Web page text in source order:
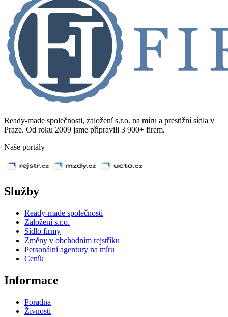
Ready-made společnosti, založení s.r.o. na míru a prestižní sídla v
Praze. Od roku 2009 jsme připravili 3 900+ firem.
Naše portály
Služby
Ready-made společnosti
Založení s.r.o.
Sídlo firmy
Změny v obchodním rejstříku
Personální agentury na míru
Ceník
Informace
Poradna
Živnosti